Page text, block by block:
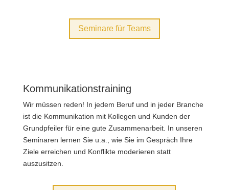
Seminare für Teams
Kommunikationstraining
Wir müssen reden! In jedem Beruf und in jeder Branche
ist die Kommunikation mit Kollegen und Kunden der
Grund­pfeiler für eine gute Zusammen­arbeit. In unseren
Seminaren lernen Sie u.a., wie Sie im Gespräch Ihre
Ziele erreichen und Konflikte moderieren statt
auszusitzen.